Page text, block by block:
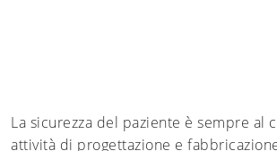
La sicurezza del paziente è sempre al
attività di progettazione e